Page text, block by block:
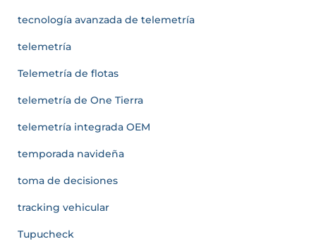
tecnología avanzada de telemetría
telemetría
Telemetría de flotas
telemetría de One Tierra
telemetría integrada OEM
temporada navideña
toma de decisiones
tracking vehicular
Tupucheck